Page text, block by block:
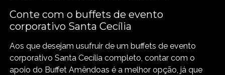
Conte com o buffets de evento
corporativo Santa Cecília
Aos que desejam usufruir de um buffets de evento
corporativo Santa Cecília completo, contar com o
apoio do Buffet Amêndoas é a melhor opção, já que